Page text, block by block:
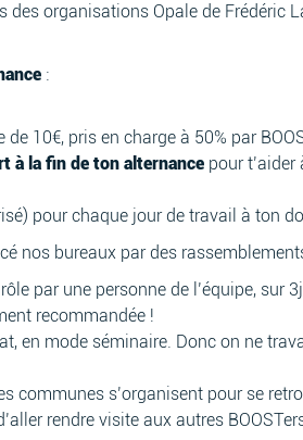
des organisations Opale de Frédéric
:
de 10€, pris en charge à 50% par
à la fin de ton alternance pour
pour chaque jour de travail à ton
nos bureaux par des
par une personne de l’équipe,
recommandée !
en mode séminaire. Donc on ne
communes s’organisent pour se
rendre visite aux autres